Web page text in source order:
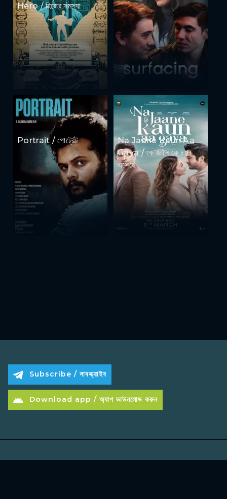
Hero / হিরোর সমস্যা
Portrait / পোর্ট্রেট
Na Jaane Kaun Aa
Gaya / কে জানে কে চলে
এসেছে
Subscribe / সাবস্ক্রাইব
Download app / অ্যাপ ডাউনলোড করুন